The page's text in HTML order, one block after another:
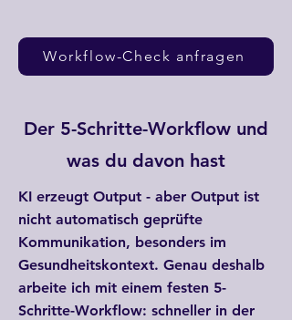
Workflow-Check anfragen
Der 5-Schritte-Workflow und
was du davon hast
​KI erzeugt Output - aber Output ist
nicht automatisch geprüfte
Kommunikation, besonders im
Gesundheitskontext. Genau deshalb
arbeite ich mit einem festen 5-
Schritte-Workflow: schneller in der